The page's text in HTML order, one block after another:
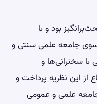
بود و با
جامعه علمی سنتی و
سخنرانی‌ها و
از این نظریه پرداخت و
علمی و عمومی